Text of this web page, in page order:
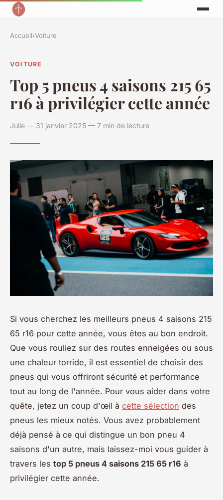
Accueil›Voiture
VOITURE
Top 5 pneus 4 saisons 215 65
r16 à privilégier cette année
Julie — 31 janvier 2025 — 7 min de lecture
Si vous cherchez les meilleurs pneus 4 saisons 215
65 r16 pour cette année, vous êtes au bon endroit.
Que vous rouliez sur des routes enneigées ou sous
une chaleur torride, il est essentiel de choisir des
pneus qui vous offriront sécurité et performance
tout au long de l'année. Pour vous aider dans votre
quête, jetez un coup d'œil à cette sélection des
pneus les mieux notés. Vous avez probablement
déjà pensé à ce qui distingue un bon pneu 4
saisons d'un autre, mais laissez-moi vous guider à
travers les top 5 pneus 4 saisons 215 65 r16 à
privilégier cette année.